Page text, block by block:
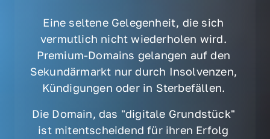
Eine seltene Gelegenheit, die sich
vermutlich nicht wiederholen wird.
Premium-Domains gelangen auf den
Sekundärmarkt nur durch Insolvenzen,
Kündigungen oder in Sterbefällen.
Die Domain, das "digitale Grundstück"
ist mitentscheidend für ihren Erfolg